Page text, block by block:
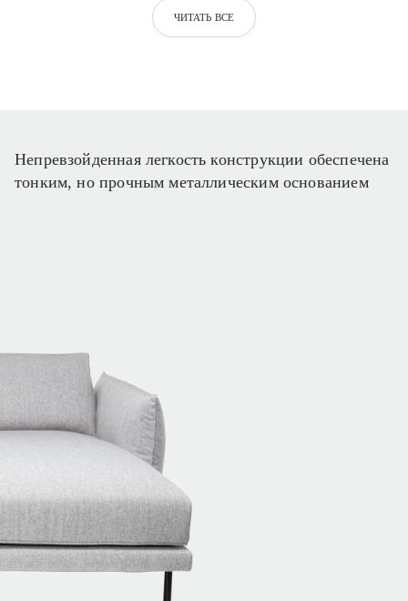
ЧИТАТЬ ВСЕ
Непревзойденная легкость конструкции обеспечена
тонким, но прочным металлическим основанием